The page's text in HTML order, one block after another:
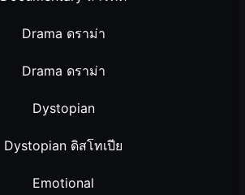
Drama ดราม่า
Drama ดราม่า
Dystopian
Dystopian ดิสโทเปีย
Emotional